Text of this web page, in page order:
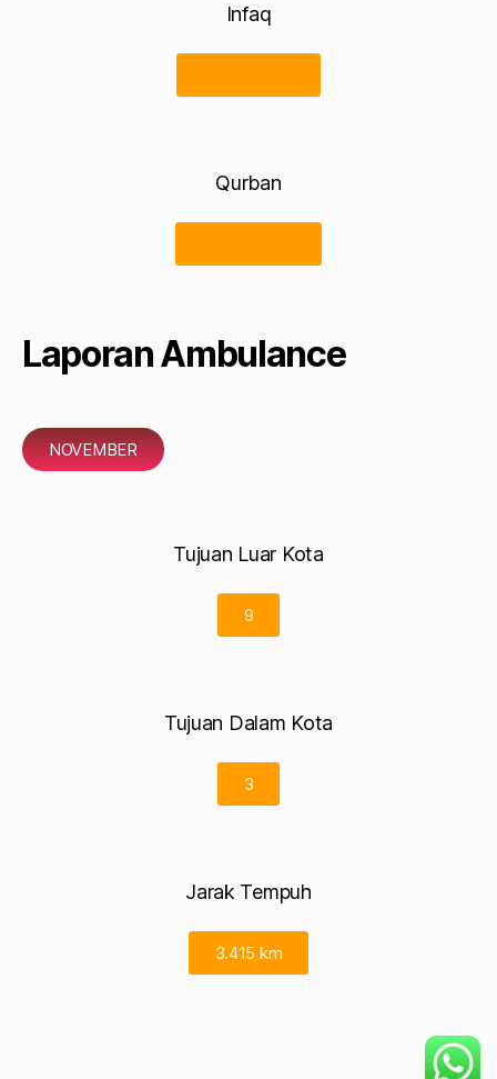
Infaq
Qurban
Laporan Ambulance
NOVEMBER
Tujuan Luar Kota
9
Tujuan Dalam Kota
3
Jarak Tempuh
3.415 km